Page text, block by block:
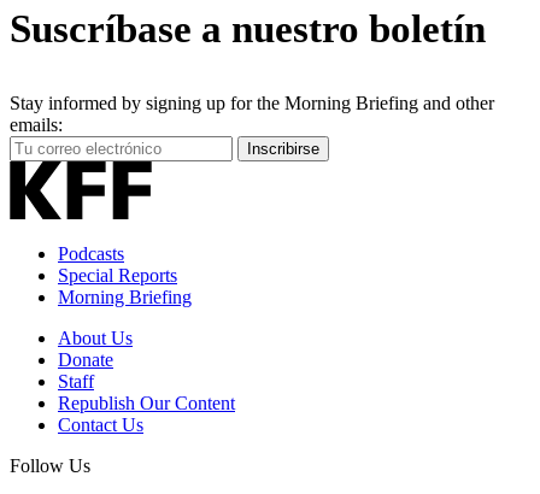
Suscríbase a nuestro boletín
Stay informed by signing up for the Morning Briefing and other
emails:
Your
Email
Address
Inscribirse
Podcasts
Special Reports
Morning Briefing
About Us
Donate
Staff
Republish Our Content
Contact Us
Follow Us